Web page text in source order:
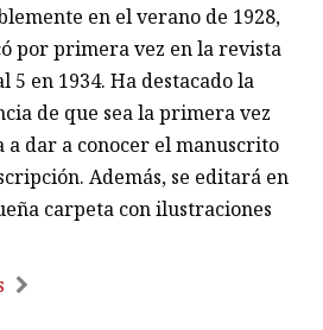
en el verano de 1928,
por primera vez en la revista
5 en 1934. Ha destacado la
de que sea la primera vez
a dar a conocer el manuscrito
Además, se editará en
carpeta con ilustraciones